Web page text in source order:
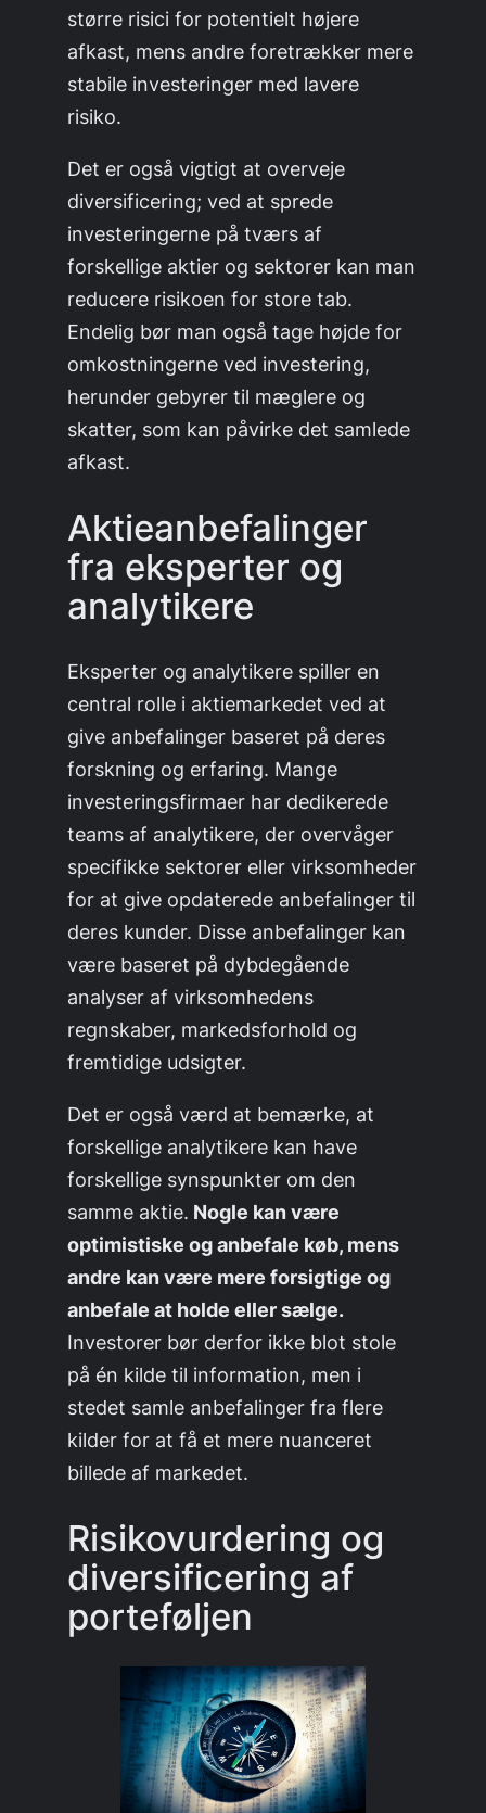
større risici for potentielt højere
afkast, mens andre foretrækker mere
stabile investeringer med lavere
risiko.
Det er også vigtigt at overveje
diversificering; ved at sprede
investeringerne på tværs af
forskellige aktier og sektorer kan man
reducere risikoen for store tab.
Endelig bør man også tage højde for
omkostningerne ved investering,
herunder gebyrer til mæglere og
skatter, som kan påvirke det samlede
afkast.
Aktieanbefalinger
fra eksperter og
analytikere
Eksperter og analytikere spiller en
central rolle i aktiemarkedet ved at
give anbefalinger baseret på deres
forskning og erfaring. Mange
investeringsfirmaer har dedikerede
teams af analytikere, der overvåger
specifikke sektorer eller virksomheder
for at give opdaterede anbefalinger til
deres kunder. Disse anbefalinger kan
være baseret på dybdegående
analyser af virksomhedens
regnskaber, markedsforhold og
fremtidige udsigter.
Det er også værd at bemærke, at
forskellige analytikere kan have
forskellige synspunkter om den
samme aktie. Nogle kan være
optimistiske og anbefale køb, mens
andre kan være mere forsigtige og
anbefale at holde eller sælge.
Investorer bør derfor ikke blot stole
på én kilde til information, men i
stedet samle anbefalinger fra flere
kilder for at få et mere nuanceret
billede af markedet.
Risikovurdering og
diversificering af
porteføljen